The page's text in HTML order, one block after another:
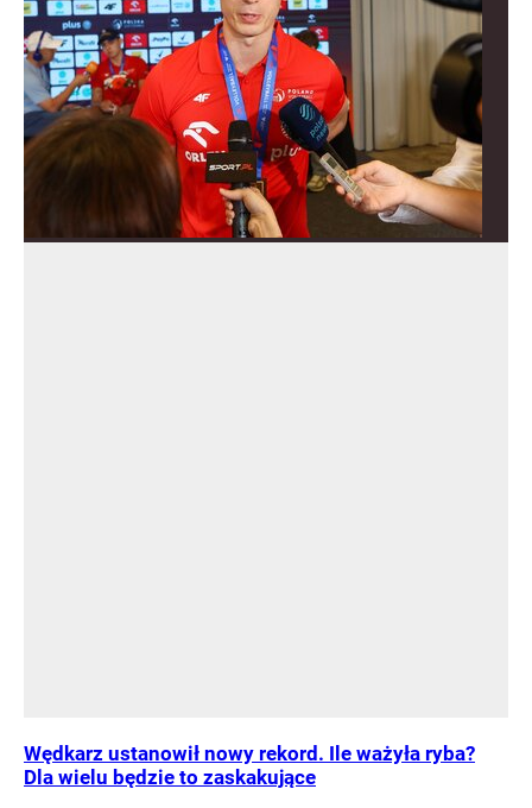
Wędkarz ustanowił nowy rekord. Ile ważyła ryba?
Dla wielu będzie to zaskakujące